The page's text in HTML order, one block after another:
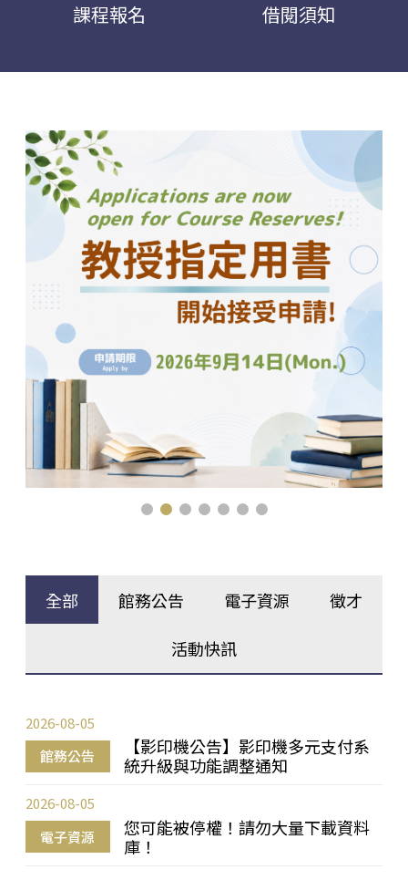
課程報名 借閱須知
全部 館務公告 電子資源 徵才
活動快訊
館務公告
【影印機公告】影印機多元支付系
統升級與功能調整通知
2026-08-05
電子資源
您可能被停權！請勿大量下載資料
庫！
2026-08-05